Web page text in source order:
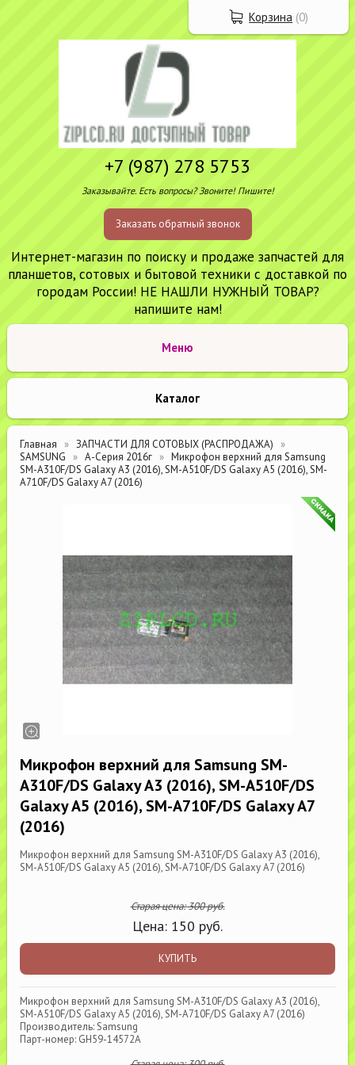
+7 (987) 278 5753
Заказывайте. Есть вопросы? Звоните! Пишите!
Заказать обратный звонок
Интернет-магазин по поиску и продаже запчастей для
планшетов, сотовых и бытовой техники с доставкой по
городам России! НЕ НАШЛИ НУЖНЫЙ ТОВАР?
напишите нам!
Каталог
Главная
ЗАПЧАСТИ ДЛЯ СОТОВЫХ (РАСПРОДАЖА)
SAMSUNG
А-Серия 2016г
Микрофон верхний для Samsung
SM-A310F/DS Galaxy A3 (2016), SM-A510F/DS Galaxy A5 (2016), SM-
A710F/DS Galaxy A7 (2016)
Микрофон верхний для Samsung SM-
A310F/DS Galaxy A3 (2016), SM-A510F/DS
Galaxy A5 (2016), SM-A710F/DS Galaxy A7
(2016)
Микрофон верхний для Samsung SM-A310F/DS Galaxy A3 (2016),
SM-A510F/DS Galaxy A5 (2016), SM-A710F/DS Galaxy A7 (2016)
Старая цена:300руб.
Цена: 150 руб.
КУПИТЬ
Микрофон верхний для Samsung SM-A310F/DS Galaxy A3 (2016),
SM-A510F/DS Galaxy A5 (2016), SM-A710F/DS Galaxy A7 (2016)
Производитель: Samsung
Парт-номер: GH59-14572A
Корзина (0)